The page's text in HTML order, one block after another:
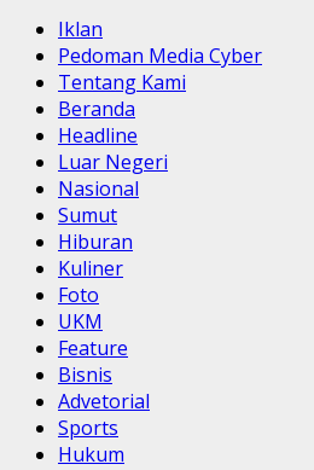
Iklan
Pedoman Media Cyber
Tentang Kami
Beranda
Headline
Luar Negeri
Nasional
Sumut
Hiburan
Kuliner
Foto
UKM
Feature
Bisnis
Advetorial
Sports
Hukum